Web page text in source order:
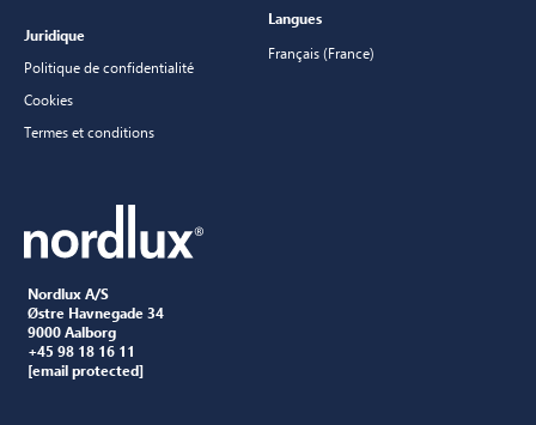
Nordlux A/S
Østre Havnegade 34
9000 Aalborg
+45 98 18 16 11
[email protected]
Juridique
Politique de confidentialité
Cookies
Termes et conditions
Langues
Français (France)